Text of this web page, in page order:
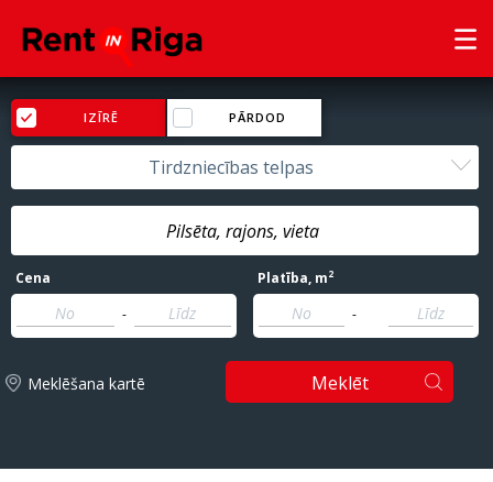
IZĪRĒ PĀRDOD
Tirdzniecības telpas
Cena
-
Platība, m2
-
Meklēšana kartē Meklēt